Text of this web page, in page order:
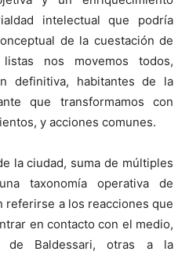
intelectual que podría
de la cuestación de
nos movemos todos,
definitiva, habitantes de la
que transformamos con
y acciones comunes.
la ciudad, suma de múltiples
taxonomía operativa de
referirse a los reacciones que
en contacto con el medio,
Baldessari, otras a la